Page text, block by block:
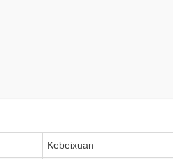
Kebeixuan